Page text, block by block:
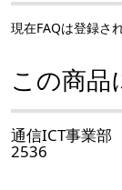
現在FAQは登録さ
この商品
通信ICT事業部
2536